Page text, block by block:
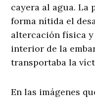
cayera al agua. La
forma nítida el
altercación física
interior de la
transportaba la
En las imágenes